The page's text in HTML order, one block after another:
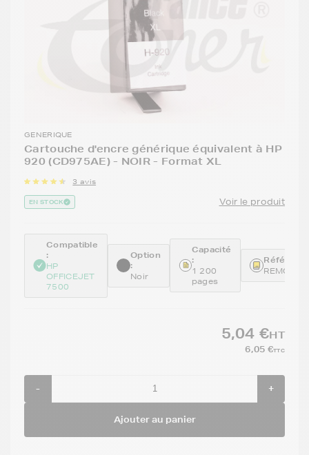
GENERIQUE
Cartouche d'encre générique équivalent à HP
920 (CD975AE) - NOIR - Format XL
3 avis
EN STOCK Voir le produit
Compatible
:
HP
OFFICEJET
7500
Option
:
Noir
Capacité
:
1 200
pages
5,04 €HT
6,05 €TTC
- +
Ajouter au panier